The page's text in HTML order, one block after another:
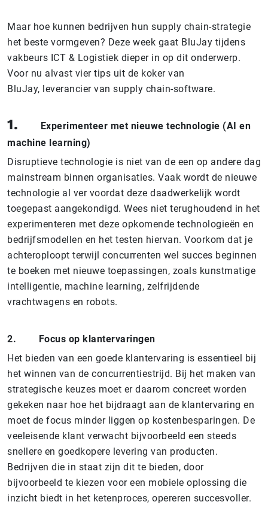
Maar hoe kunnen bedrijven hun supply chain-strategie
het beste vormgeven? Deze week gaat BluJay tijdens
vakbeurs ICT & Logistiek dieper in op dit onderwerp.
Voor nu alvast vier tips uit de koker van
BluJay, leverancier van supply chain-software.
1.
Experimenteer met nieuwe technologie (AI en
machine learning)
Disruptieve technologie is niet van de een op andere dag
mainstream binnen organisaties. Vaak wordt de nieuwe
technologie al ver voordat deze daadwerkelijk wordt
toegepast aangekondigd. Wees niet terughoudend in het
experimenteren met deze opkomende technologieën en
bedrijfsmodellen en het testen hiervan. Voorkom dat je
achteroploopt terwijl concurrenten wel succes beginnen
te boeken met nieuwe toepassingen, zoals kunstmatige
intelligentie, machine learning, zelfrijdende
vrachtwagens en robots.
2.
Focus op klantervaringen
Het bieden van een goede klantervaring is essentieel bij
het winnen van de concurrentiestrijd. Bij het maken van
strategische keuzes moet er daarom concreet worden
gekeken naar hoe het bijdraagt aan de klantervaring en
moet de focus minder liggen op kostenbesparingen. De
veeleisende klant verwacht bijvoorbeeld een steeds
snellere en goedkopere levering van producten.
Bedrijven die in staat zijn dit te bieden, door
bijvoorbeeld te kiezen voor een mobiele oplossing die
inzicht biedt in het ketenproces, opereren succesvoller.